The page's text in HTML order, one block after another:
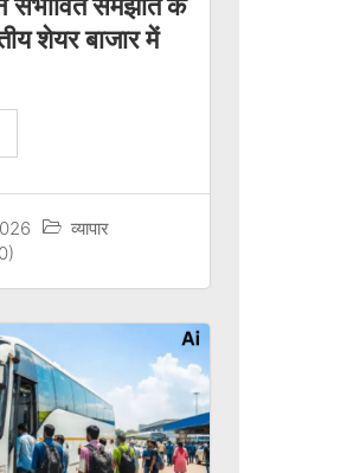
शेयर बाजार में
व्यापार